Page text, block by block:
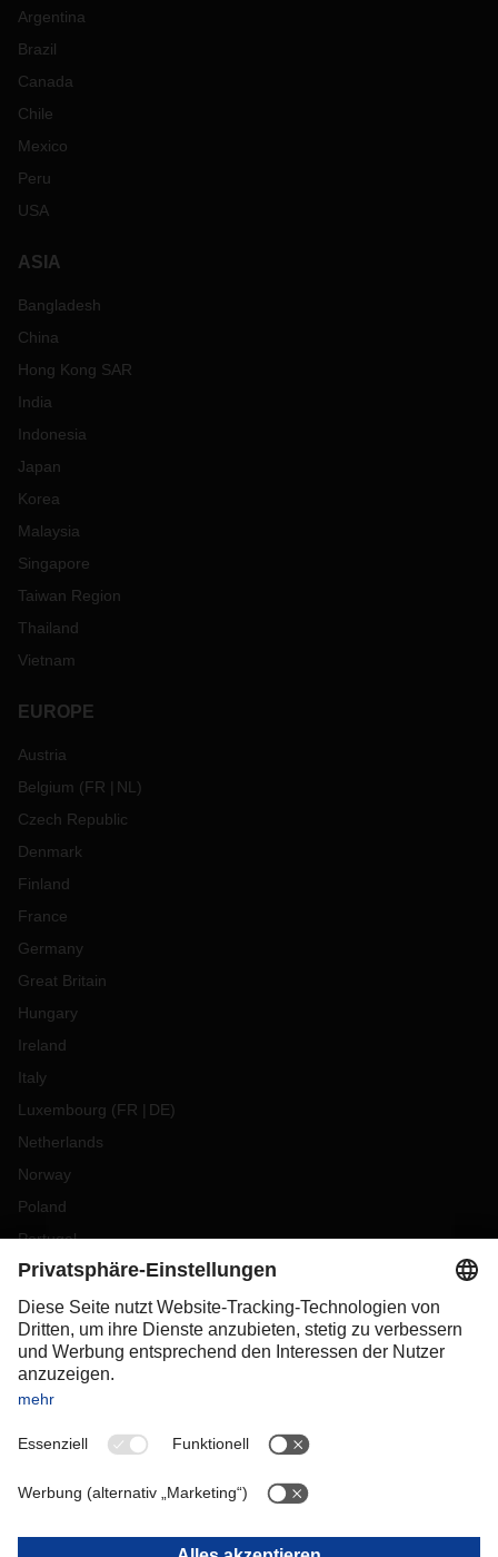
Argentina
Brazil
Canada
Chile
Mexico
Peru
USA
ASIA
Bangladesh
China
Hong Kong SAR
India
Indonesia
Japan
Korea
Malaysia
Singapore
Taiwan Region
Thailand
Vietnam
EUROPE
Austria
Belgium (FR NL )
Czech Republic
Denmark
Finland
France
Germany
Great Britain
Hungary
Ireland
Italy
Luxembourg (FR DE)
Netherlands
Norway
Poland
Portugal
Romania
Slovakia
Spain
Sweden
Switzerland
OCEANIA